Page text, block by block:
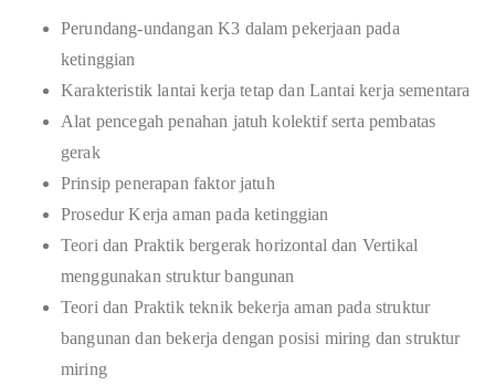
Perundang-undangan K3 dalam pekerjaan pada
ketinggian
Karakteristik lantai kerja tetap dan Lantai kerja sementara
Alat pencegah penahan jatuh kolektif serta pembatas
gerak
Prinsip penerapan faktor jatuh
Prosedur Kerja aman pada ketinggian
Teori dan Praktik bergerak horizontal dan Vertikal
menggunakan struktur bangunan
Teori dan Praktik teknik bekerja aman pada struktur
bangunan dan bekerja dengan posisi miring dan struktur
miring